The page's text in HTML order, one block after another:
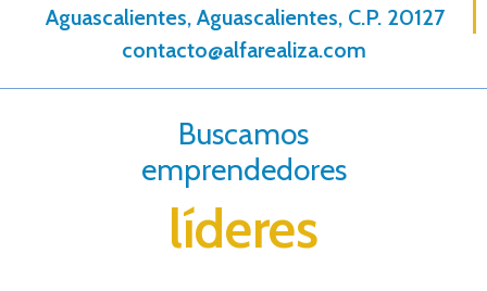
Aguascalientes, Aguascalientes, C.P. 20127
contacto@alfarealiza.com
Buscamos
emprendedores
líderes